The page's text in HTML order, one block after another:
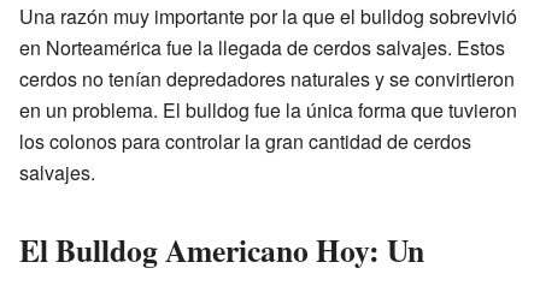
Una razón muy importante por la que el bulldog sobrevivió
en Norteamérica fue la llegada de cerdos salvajes. Estos
cerdos no tenían depredadores naturales y se convirtieron
en un problema. El bulldog fue la única forma que tuvieron
los colonos para controlar la gran cantidad de cerdos
salvajes.
El Bulldog Americano Hoy: Un